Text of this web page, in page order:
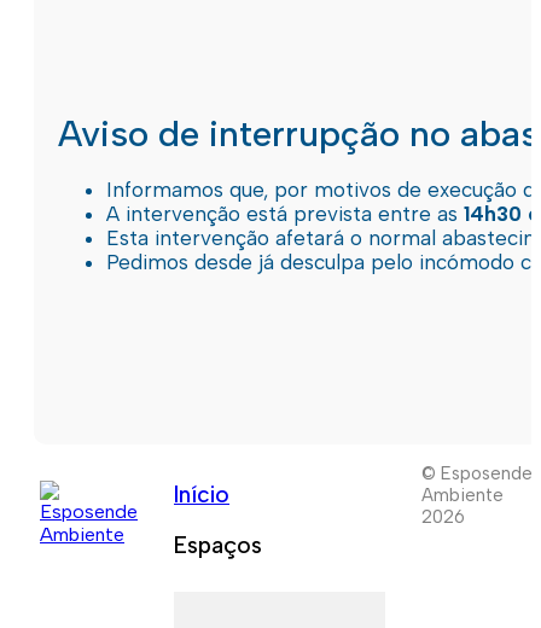
Aviso de interrupção no
Informamos que, por motivos de execução
A intervenção está prevista entre as 14h30
Esta intervenção afetará o normal
Pedimos desde já desculpa pelo incómodo
Início
Espaços
© Esposende
Ambiente
2026